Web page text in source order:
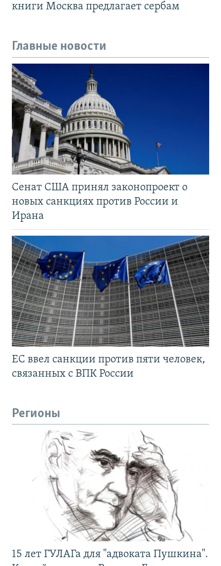
книги Москва предлагает сербам
Главные новости
Сенат США принял законопроект о
новых санкциях против России и
Ирана
ЕС ввел санкции против пяти человек,
связанных с ВПК России
Регионы
15 лет ГУЛАГа для "адвоката Пушкина".